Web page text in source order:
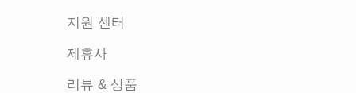
지원 센터
제휴사
리뷰 & 상품